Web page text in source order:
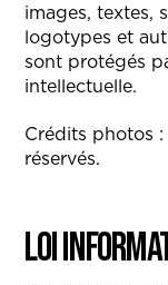
images, textes,
logotypes et
sont protégés
intellectuelle.
Crédits photos
réservés.
Loi